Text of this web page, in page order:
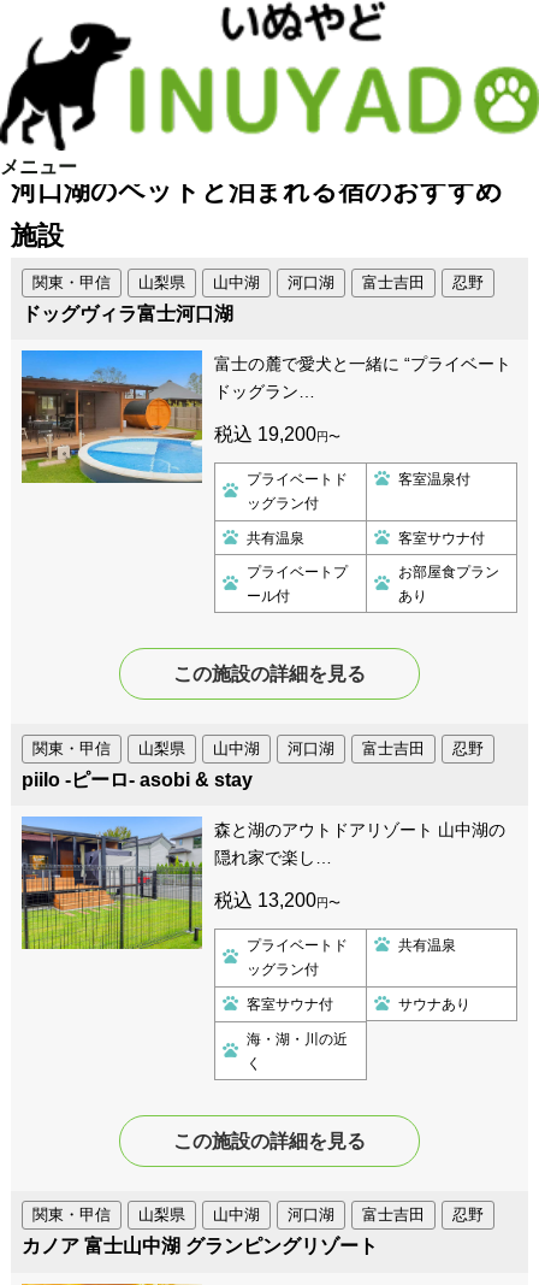
メニュー
河口湖のペットと泊まれる宿のおすすめ
施設
富士吉田 忍野
関東・甲信 山梨県 山中湖 河口湖
ドッグヴィラ富士河口湖
富士の麓で愛犬と一緒に “プライベート
ドッグラン…
税込 19,200円〜
プライベートド
ッグラン付
客室温泉付
共有温泉 客室サウナ付
プライベートプ
ール付
お部屋食プラン
あり
この施設の詳細を見る
富士吉田 忍野
関東・甲信 山梨県 山中湖 河口湖
piilo -ピーロ- asobi & stay
森と湖のアウトドアリゾート 山中湖の
隠れ家で楽し…
税込 13,200円〜
プライベートド
ッグラン付
共有温泉
客室サウナ付 サウナあり
海・湖・川の近
く
この施設の詳細を見る
富士吉田 忍野
関東・甲信 山梨県 山中湖 河口湖
カノア 富士山中湖 グランピングリゾート